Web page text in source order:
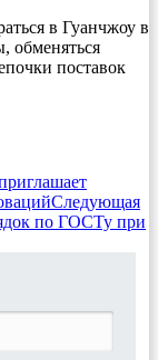
в Гуанчжоу в
обменяться
поставок
Следующая
по ГОСТу при